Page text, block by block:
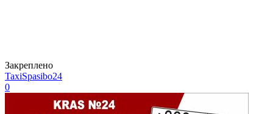
Закреплено
TaxiSpasibo24
0